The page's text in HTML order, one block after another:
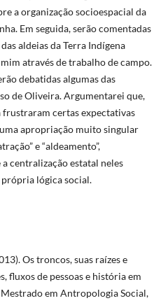
a organização socioespacial da
Em seguida, serão comentadas
aldeias da Terra Indígena
através de trabalho de campo.
debatidas algumas das
de Oliveira. Argumentarei que,
frustraram certas expectativas
apropriação muito singular
e “aldeamento”,
centralização estatal neles
própria lógica social.
Os troncos, suas raízes e
fluxos de pessoas e história em
em Antropologia Social,